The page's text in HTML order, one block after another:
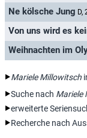
Ne kölsche Jung D,
Von uns wird es
Weihnachten im
Mariele Millowitsch
Suche nach Mariele
erweiterte
Recherche nach